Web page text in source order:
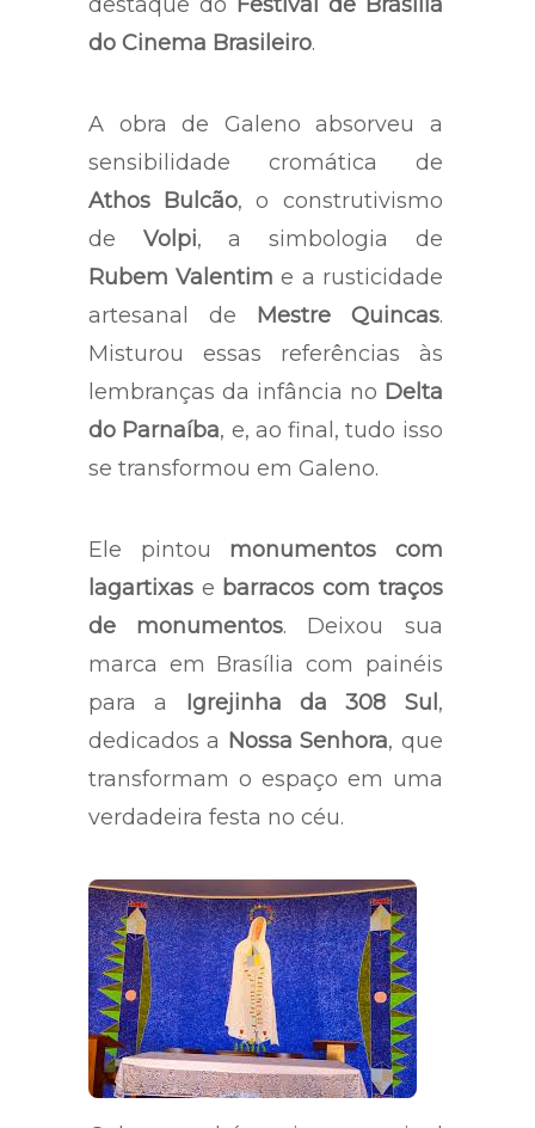
do Cinema Brasileiro.
A obra de Galeno absorveu a
sensibilidade cromática de
Athos Bulcão, o construtivismo
de Volpi, a simbologia de
Rubem Valentim e a rusticidade
artesanal de Mestre Quincas.
Misturou essas referências às
lembranças da infância no Delta
do Parnaíba, e, ao final, tudo isso
se transformou em Galeno.
Ele pintou monumentos com
lagartixas e barracos com traços
de monumentos. Deixou sua
marca em Brasília com painéis
para a
Igrejinha da 308 Sul ,
dedicados a Nossa Senhora, que
transformam o espaço em uma
verdadeira festa no céu.